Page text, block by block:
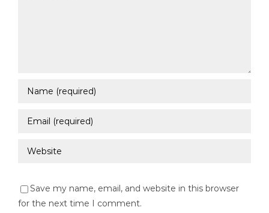
Save my name, email, and website in this browser
for the next time I comment.